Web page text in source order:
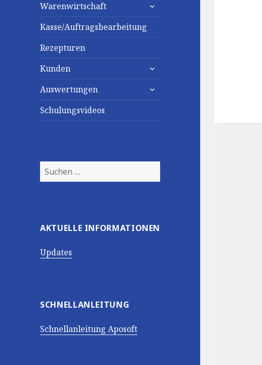
Warenwirtschaft
Kasse/Auftragsbearbeitung
Rezepturen
Kunden
Auswertungen
Schulungsvideos
Suchen
nach:
AKTUELLE INFORMATIONEN
Updates
SCHNELLANLEITUNG
Schnellanleitung Aposoft